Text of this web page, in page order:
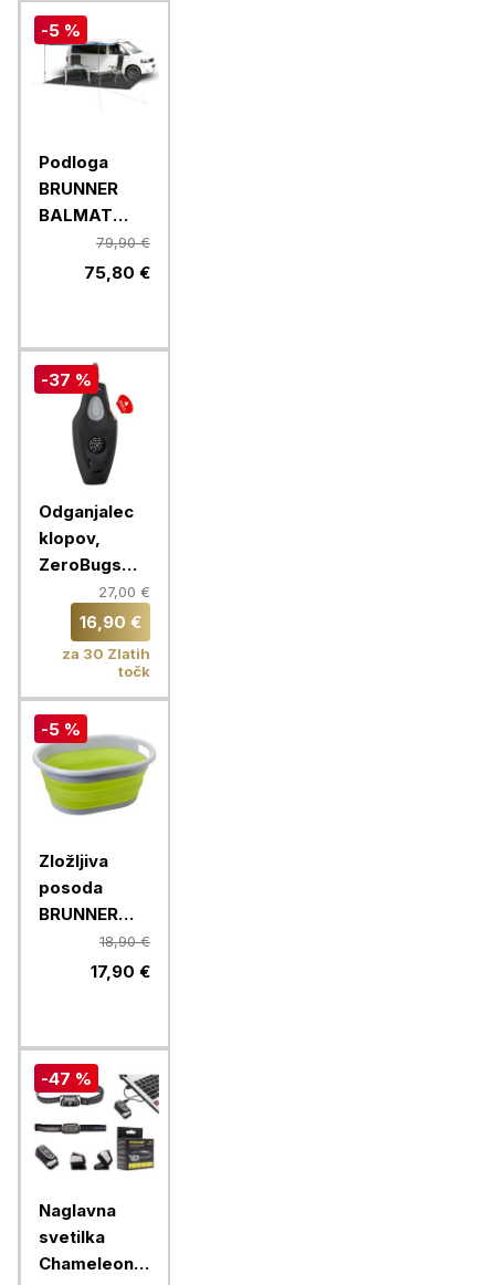
-5 %
Podloga
BRUNNER
BALMAT
0102046N.C20,
250 x 400
79,90 €
75,80 €
-37 %
Odganjalec
klopov,
ZeroBugs
PLUS, črna
27,00 €
16,90 €
za 30 Zlatih
točk
-5 %
Zložljiva
posoda
BRUNNER
FOLD-AWAY
18,90 €
17,90 €
-47 %
Naglavna
svetilka
Chameleon